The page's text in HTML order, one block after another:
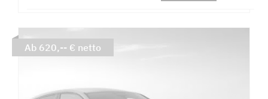
Ab 620,-- € netto